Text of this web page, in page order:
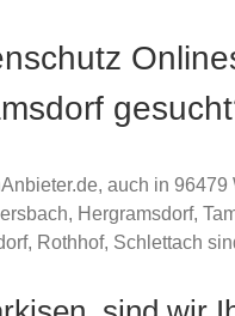
auch in 96479
Hergramsdorf,
Rothhof, Schlettach